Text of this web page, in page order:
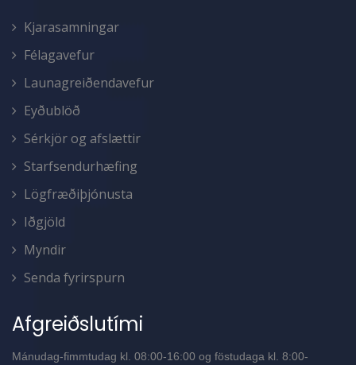
Kjarasamningar
Félagavefur
Launagreiðendavefur
Eyðublöð
Sérkjör og afslættir
Starfsendurhæfing
Lögfræðiþjónusta
Iðgjöld
Myndir
Senda fyrirspurn
Afgreiðslutími
Mánudag-fimmtudag kl. 08:00-16:00 og föstudaga kl. 8:00-